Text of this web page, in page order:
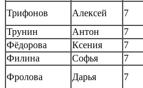
Трифонов
Алексей 7
Трунин
Антон 7
Фёдорова
Ксения 7
Филина
Софья 7
Фролова
Дарья 7